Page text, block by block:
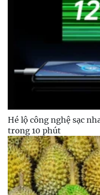
Hé lộ công nghệ sạc
trong 10 phút